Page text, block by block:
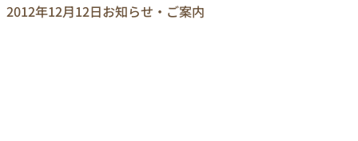
2012年12月12日お知らせ・ご案内